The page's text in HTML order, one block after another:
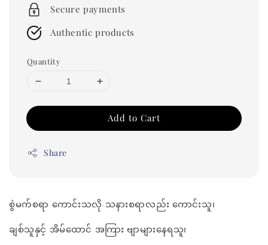
Secure payments
Authentic products
Quantity
Add to Cart
Share
စွဲမက်စရာ ကောင်းသလို သနားစရာလည်း ကောင်းသူ၊
ချစ်သူနှင့် အိမ်ထောင် အကြား ဗျာများနေရသူ၊